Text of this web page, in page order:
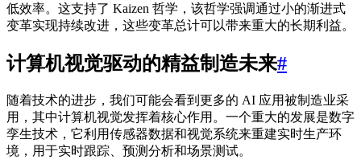
低效率。这支持了 Kaizen 哲学，该哲学强调通过小的渐进式
变革实现持续改进，这些变革总计可以带来重大的长期利益。
计算机视觉驱动的精益制造未来#
随着技术的进步，我们可能会看到更多的 AI 应用被制造业采
用，其中计算机视觉发挥着核心作用。一个重大的发展是数字
孪生技术，它利用传感器数据和视觉系统来重建实时生产环
境，用于实时跟踪、预测分析和场景测试。